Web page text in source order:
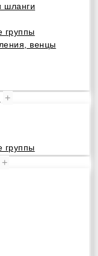
шланги
группы
венцы
+
группы
+